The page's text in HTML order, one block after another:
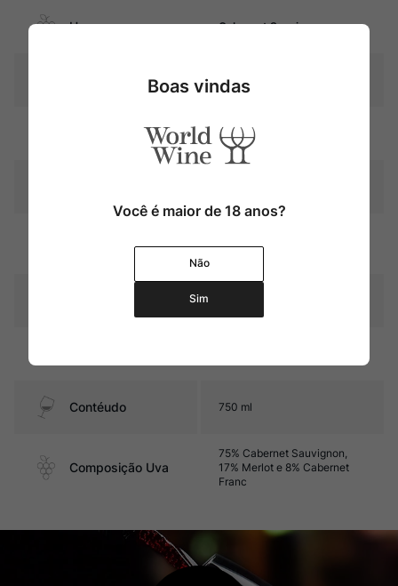
Uva Cabernet Sauvignon
Clos du Marquis
Bordeaux
13,5%
Contéudo 750 ml
Composição Uva
75% Cabernet Sauvignon,
17% Merlot e 8% Cabernet
Franc
Boas vindas
Você é maior de 18 anos?
Não
Sim